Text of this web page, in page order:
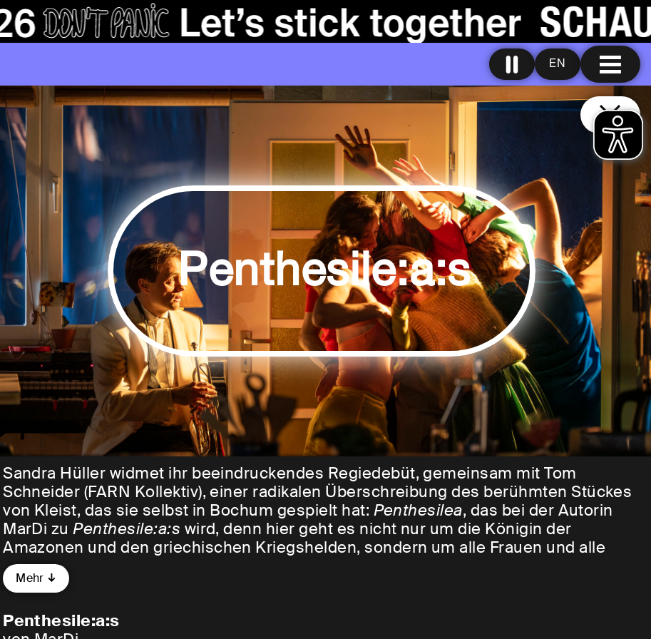
EN
Penthesile:a:s
Sandra Hüller widmet ihr beeindruckendes Regiedebüt, gemeinsam mit Tom
Schneider (FARN Kollektiv), einer radikalen Überschreibung des berühmten Stückes
von Kleist, das sie selbst in Bochum gespielt hat: Penthesilea, das bei der Autorin
MarDi zuPenthesile:a:s wird, denn hier geht es nicht nur um die Königin der
Amazonen und den griechischen Kriegshelden, sondern um alle Frauen und alle
Männer, ja sogar die Abschaffung aller Geschlechter.
Menschen, die für Freiheit angetreten sind und in der Schlacht vergessen haben,
Mehr
Penthesile:a:s